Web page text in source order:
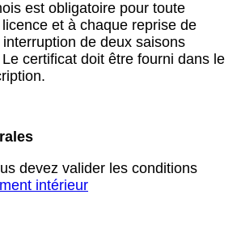
est obligatoire pour toute
et à chaque reprise de
de deux saisons
certificat doit être fourni dans le
devez valider les conditions
intérieur